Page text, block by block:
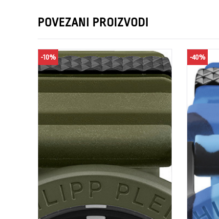
POVEZANI PROIZVODI
-10% -40%